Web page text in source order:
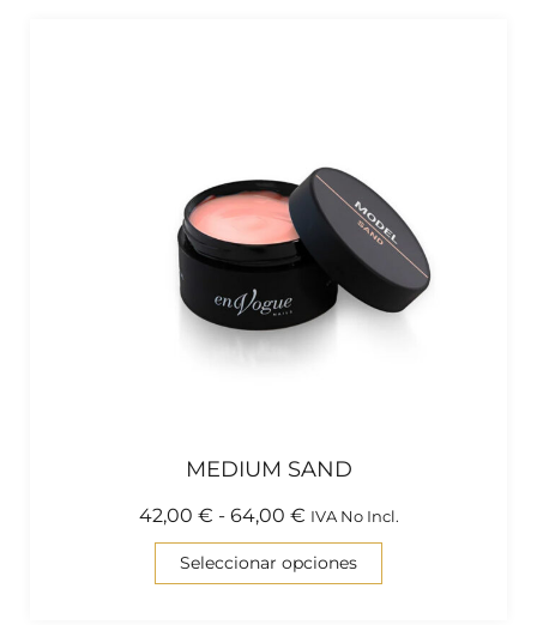
MEDIUM SAND
42,00 € - 64,00 € IVA No Incl.
Seleccionar opciones